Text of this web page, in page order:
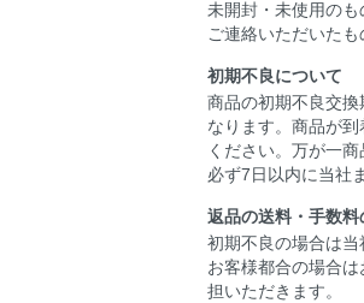
未開封・未使用の
ご連絡いただいたも
初期不良について
商品の初期不良交
なります。商品が
ください。万が一商
必ず7日以内に当社
返品の送料・手数
初期不良の場合は当
お客様都合の場合
担いただきます。